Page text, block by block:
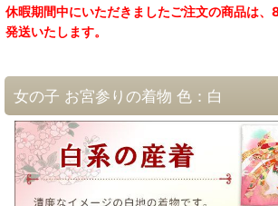
休暇期間中にいただきましたご注文の商品は
発送いたします。
女の子 お宮参りの着物 色：白